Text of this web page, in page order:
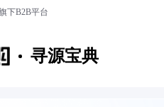
下B2B平台
寻源宝典